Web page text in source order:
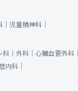
児童精神科｜
｜ 外科｜ 心臓血管外科｜
内科｜